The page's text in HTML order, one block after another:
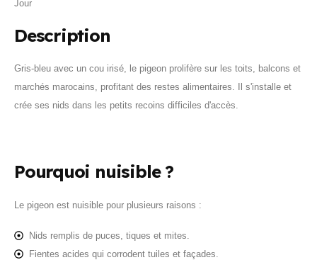
Jour
Description
Gris‑bleu avec un cou irisé, le pigeon prolifère sur les toits, balcons et
marchés marocains, profitant des restes alimentaires. Il s'installe et
crée ses nids dans les petits recoins difficiles d'accès.
Pourquoi nuisible ?
Le pigeon est nuisible pour plusieurs raisons :
Nids remplis de puces, tiques et mites.
Fientes acides qui corrodent tuiles et façades.